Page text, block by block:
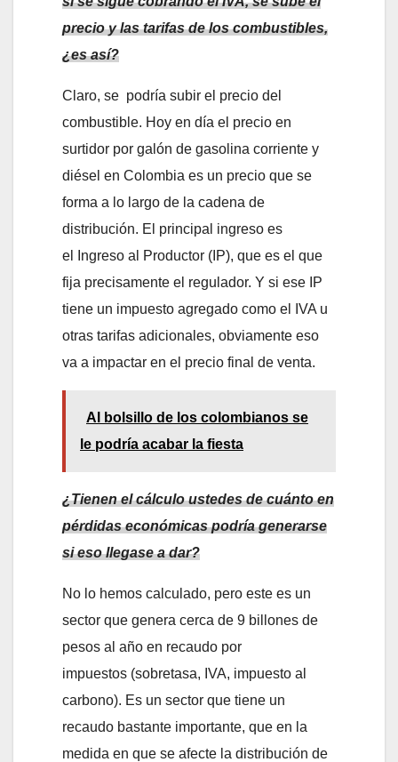
precio y las tarifas de los combustibles,
¿es así?
Claro, se podría subir el precio del
combustible. Hoy en día el precio en
surtidor por galón de gasolina corriente y
diésel en Colombia es un precio que se
forma a lo largo de la cadena de
distribución. El principal ingreso es
el Ingreso al Productor (IP), que es el que
fija precisamente el regulador. Y si ese IP
tiene un impuesto agregado como el IVA u
otras tarifas adicionales, obviamente eso
va a impactar en el precio final de venta.
Al bolsillo de los colombianos se
le podría acabar la fiesta
¿Tienen el cálculo ustedes de cuánto en
pérdidas económicas podría generarse
si eso llegase a dar?
No lo hemos calculado, pero este es un
sector que genera cerca de 9 billones de
pesos al año en recaudo por
impuestos (sobretasa, IVA, impuesto al
carbono). Es un sector que tiene un
recaudo bastante importante, que en la
medida en que se afecte la distribución de